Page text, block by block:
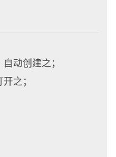
动创建之；
之；